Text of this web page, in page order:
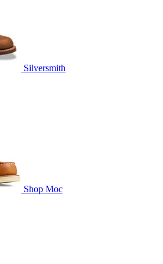
Silversmith
Shop Moc